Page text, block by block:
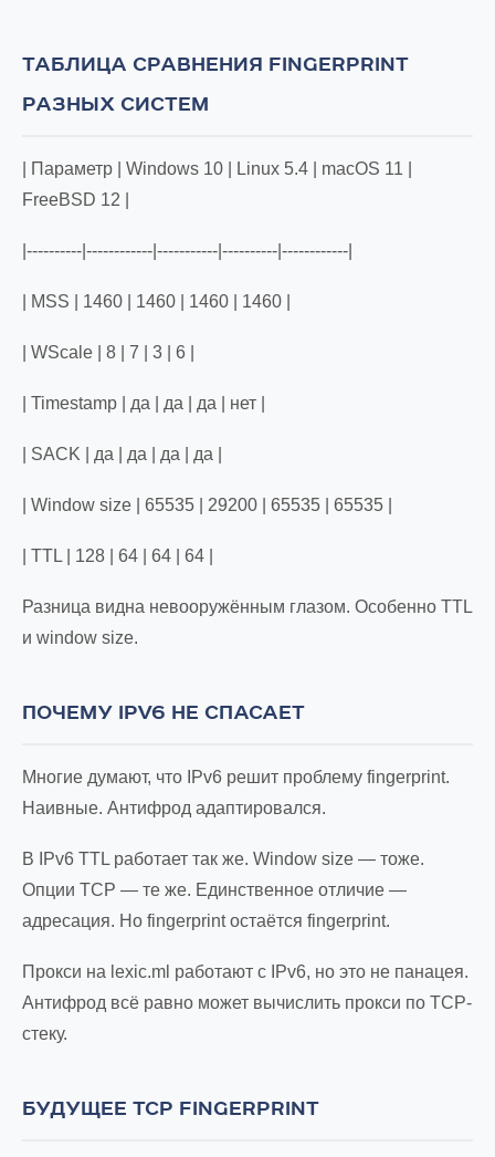
ТАБЛИЦА СРАВНЕНИЯ FINGERPRINT
РАЗНЫХ СИСТЕМ
| Параметр | Windows 10 | Linux 5.4 | macOS 11 |
FreeBSD 12 |
|----------|------------|-----------|----------|------------|
| MSS | 1460 | 1460 | 1460 | 1460 |
| WScale | 8 | 7 | 3 | 6 |
| Timestamp | да | да | да | нет |
| SACK | да | да | да | да |
| Window size | 65535 | 29200 | 65535 | 65535 |
| TTL | 128 | 64 | 64 | 64 |
Разница видна невооружённым глазом. Особенно TTL
и window size.
ПОЧЕМУ IPV6 НЕ СПАСАЕТ
Многие думают, что IPv6 решит проблему fingerprint.
Наивные. Антифрод адаптировался.
В IPv6 TTL работает так же. Window size — тоже.
Опции TCP — те же. Единственное отличие —
адресация. Но fingerprint остаётся fingerprint.
Прокси на lexic.ml работают с IPv6, но это не панацея.
Антифрод всё равно может вычислить прокси по TCP-
стеку.
БУДУЩЕЕ TCP FINGERPRINT